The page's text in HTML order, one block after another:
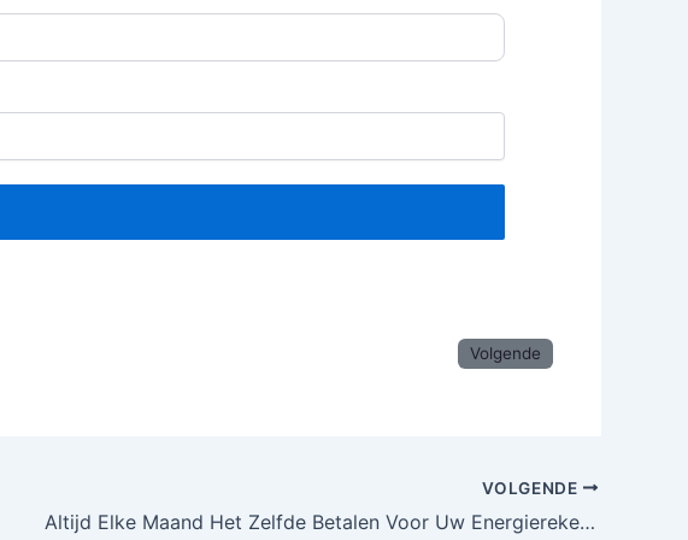
Volgende
VOLGENDE
Altijd Elke Maand Het Zelfde Betalen Voor Uw Energierekening?